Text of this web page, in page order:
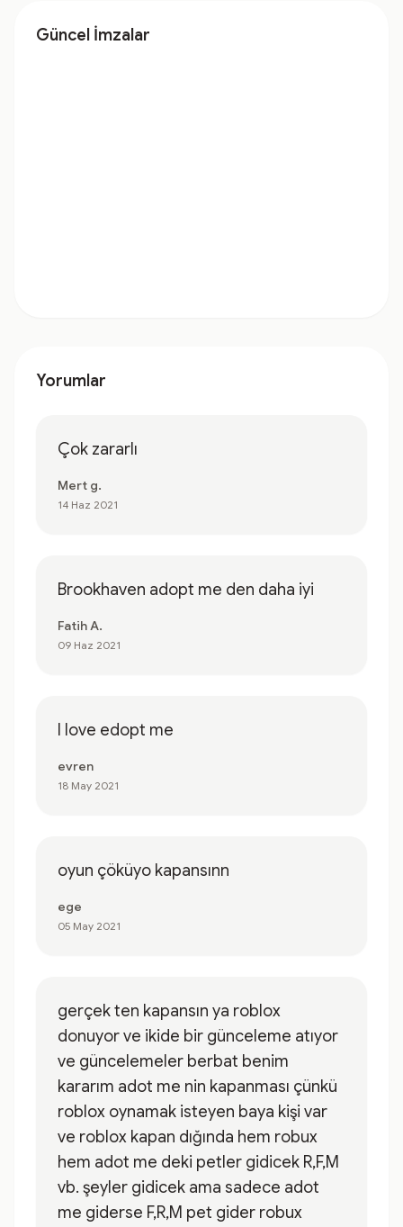
Güncel İmzalar
Yorumlar
Çok zararlı
Mert g.
14 Haz 2021
Brookhaven adopt me den daha iyi
Fatih A.
09 Haz 2021
l love edopt me
evren
18 May 2021
oyun çöküyo kapansınn
ege
05 May 2021
gerçek ten kapansın ya roblox
donuyor ve ikide bir günceleme atıyor
ve güncelemeler berbat benim
kararım adot me nin kapanması çünkü
roblox oynamak isteyen baya kişi var
ve roblox kapan dığında hem robux
hem adot me deki petler gidicek R,F,M
vb. şeyler gidicek ama sadece adot
me giderse F,R,M pet gider robux